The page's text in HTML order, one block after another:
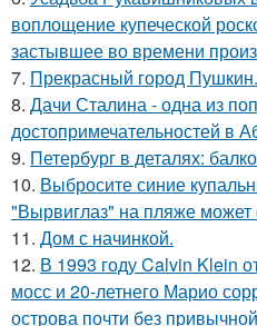
воплощение купеческой
застывшее во времени
7. Прекрасный город Пушкин.
8. Дачи Сталина - одна из
достопримечательностей в
9. Петербург в деталях:
10. Выбросите синие
"Вырвиглаз" на пляже может
11. Дом с начинкой.
12. В 1993 году Calvin Klein
мосс и 20-летнего Марио
острова почти без